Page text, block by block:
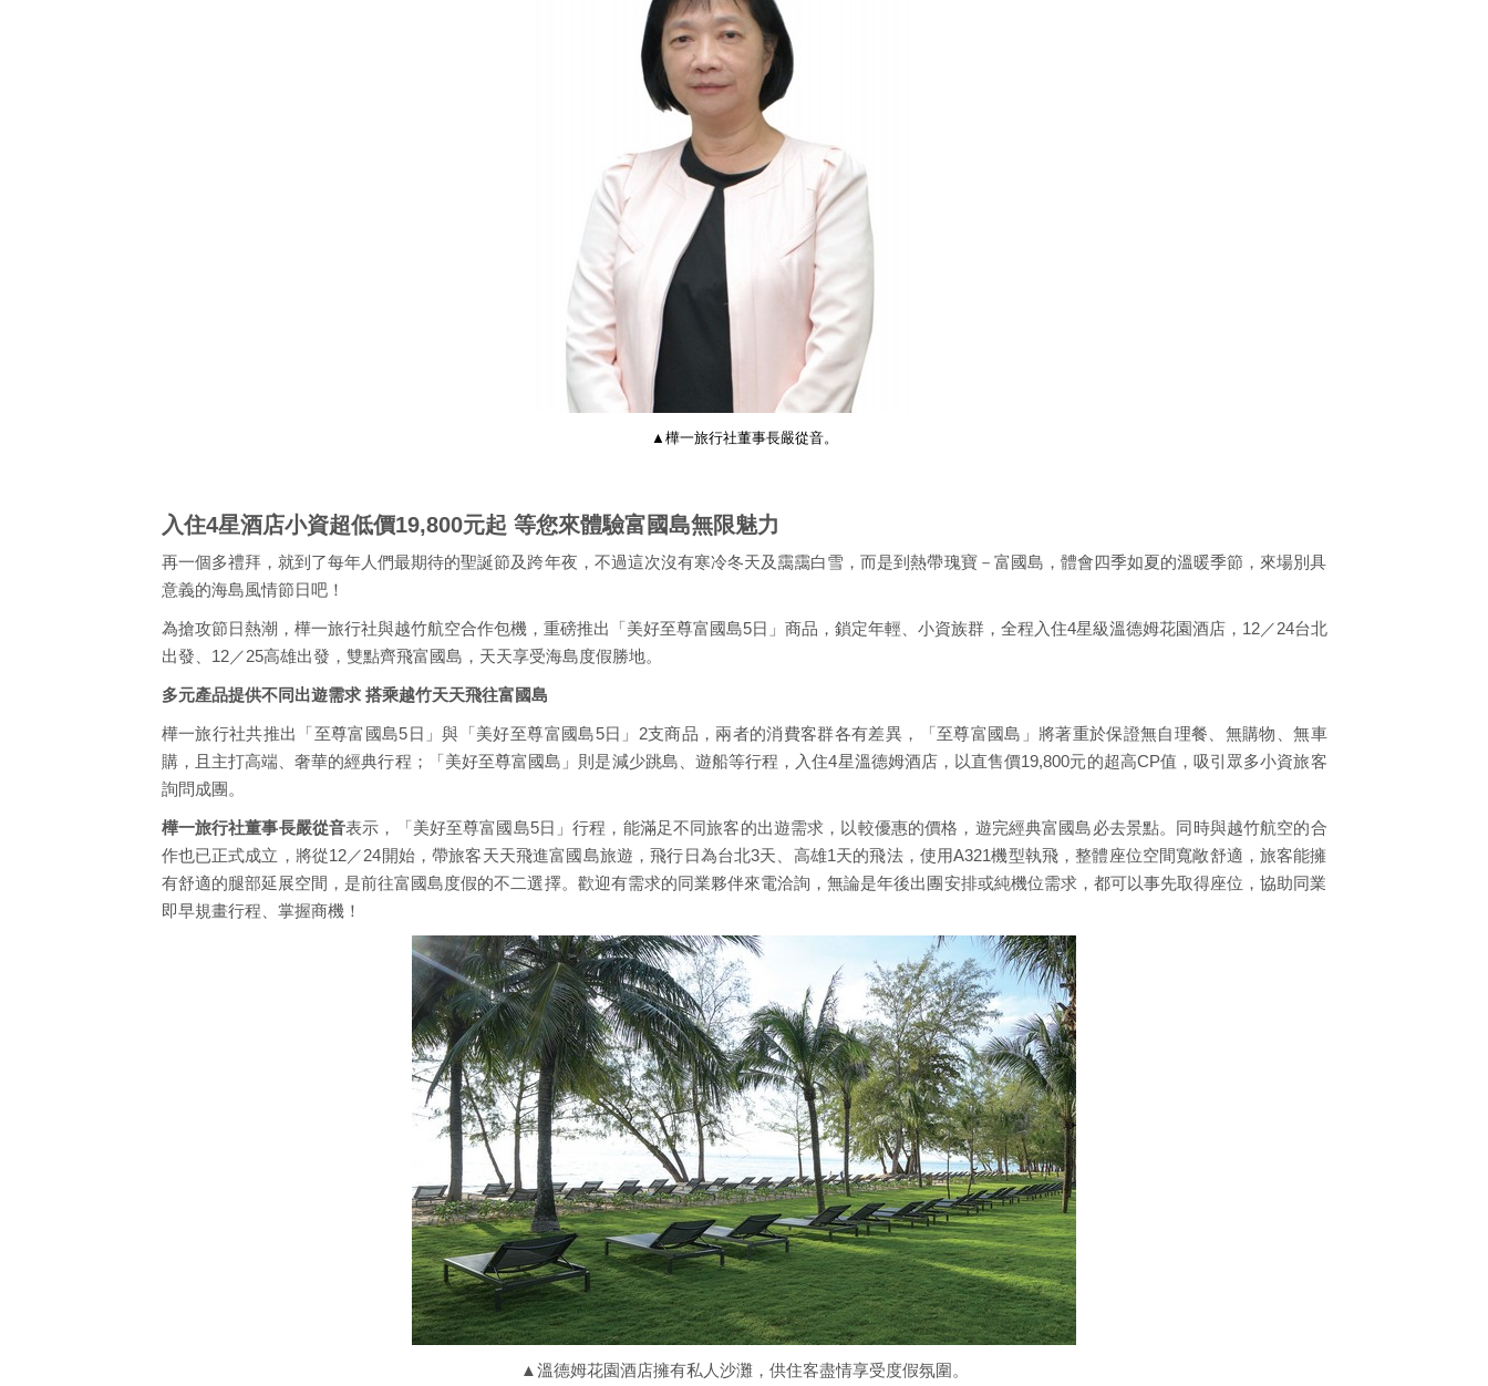
▲樺一旅行社董事長嚴從音。
入住4星酒店小資超低價19,800元起 等您來體驗富國島無限魅力
再一個多禮拜，就到了每年人們最期待的聖誕節及跨年夜，不過這次沒有寒冷冬天及靄靄白雪，而是到熱帶瑰寶－富國島，體會四季如夏的溫暖季節，來場別具
意義的海島風情節日吧！
為搶攻節日熱潮，樺一旅行社與越竹航空合作包機，重磅推出「美好至尊富國島5日」商品，鎖定年輕、小資族群，全程入住4星級溫德姆花園酒店，12／24台北
出發、12／25高雄出發，雙點齊飛富國島，天天享受海島度假勝地。
多元產品提供不同出遊需求 搭乘越竹天天飛往富國島
樺一旅行社共推出「至尊富國島5日」與「美好至尊富國島5日」2支商品，兩者的消費客群各有差異，「至尊富國島」將著重於保證無自理餐、無購物、無車
購，且主打高端、奢華的經典行程；「美好至尊富國島」則是減少跳島、遊船等行程，入住4星溫德姆酒店，以直售價19,800元的超高CP值，吸引眾多小資旅客
詢問成團。
樺一旅行社董事長嚴從音表示，「美好至尊富國島5日」行程，能滿足不同旅客的出遊需求，以較優惠的價格，遊完經典富國島必去景點。同時與越竹航空的合
作也已正式成立，將從12／24開始，帶旅客天天飛進富國島旅遊，飛行日為台北3天、高雄1天的飛法，使用A321機型執飛，整體座位空間寬敞舒適，旅客能擁
有舒適的腿部延展空間，是前往富國島度假的不二選擇。歡迎有需求的同業夥伴來電洽詢，無論是年後出團安排或純機位需求，都可以事先取得座位，協助同業
即早規畫行程、掌握商機！
▲溫德姆花園酒店擁有私人沙灘，供住客盡情享受度假氛圍。